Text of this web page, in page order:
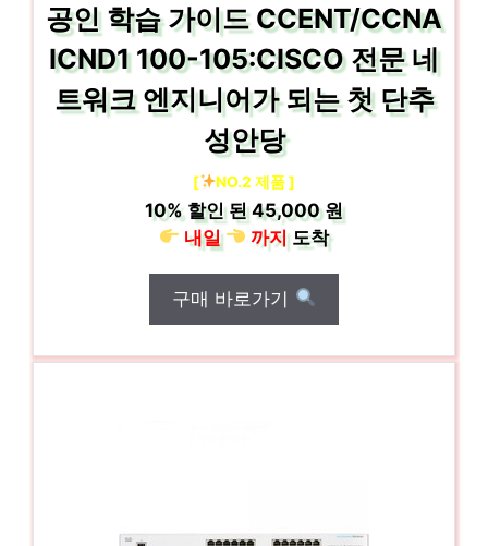
공인 학습 가이드 CCENT/CCNA
ICND1 100-105:CISCO 전문 네
트워크 엔지니어가 되는 첫 단추
성안당
[ NO.2 제품 ]
10% 할인 된45,000 원
내일
까지도착
구매 바로가기